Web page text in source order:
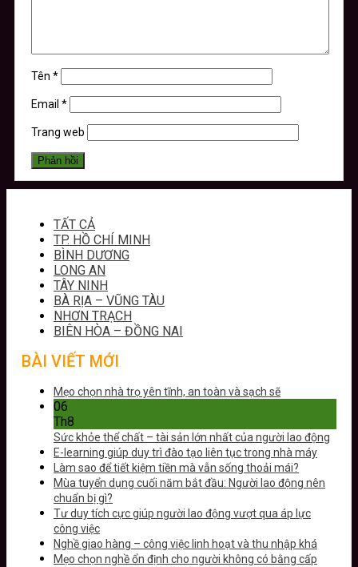
Tên *
Email *
Trang web
TẤT CẢ
TP. HỒ CHÍ MINH
BÌNH DƯƠNG
LONG AN
TÂY NINH
BÀ RỊA – VŨNG TÀU
NHƠN TRẠCH
BIÊN HÒA – ĐỒNG NAI
BÀI VIẾT MỚI
Mẹo chọn nhà trọ yên tĩnh, an toàn và sạch sẽ
06
Th8
Sức khỏe thể chất – tài sản lớn nhất của người lao động
E-learning giúp duy trì đào tạo liên tục trong nhà máy
Làm sao để tiết kiệm tiền mà vẫn sống thoải mái?
Mùa tuyển dụng cuối năm bắt đầu: Người lao động nên
chuẩn bị gì?
Tư duy tích cực giúp người lao động vượt qua áp lực
công việc
Nghề giao hàng – công việc linh hoạt và thu nhập khá
Mẹo chọn nghề ổn định cho người không có bằng cấp